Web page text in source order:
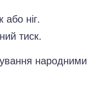
або ніг.
тиск.
народними